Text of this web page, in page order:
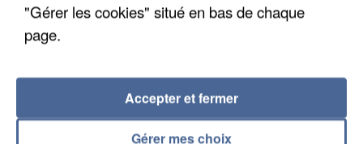
"Gérer les cookies" situé en bas de chaque
page.
Gérer mes choix
Accepter et fermer